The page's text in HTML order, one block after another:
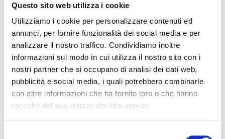
Questo sito web utilizza i cookie
Utilizziamo i cookie per personalizzare contenuti ed
annunci, per fornire funzionalità dei social media e per
analizzare il nostro traffico. Condividiamo inoltre
informazioni sul modo in cui utilizza il nostro sito con i
nostri partner che si occupano di analisi dei dati web,
pubblicità e social media, i quali potrebbero combinarle
con altre informazioni che ha fornito loro o che hanno
raccolto dal suo utilizzo dei loro servizi.
dell’attività.
Eppure, sulParticipant Portale sui siti internet di
molte Agenzie, non abbiamo trovato nessun
riferimento alla situazione attuale.
Anche le risposte che ci arrivano dagliofficer
della Commissione Europea sono piuttosto
vaghe:
alcuni rimandano alle indicazioni date delle